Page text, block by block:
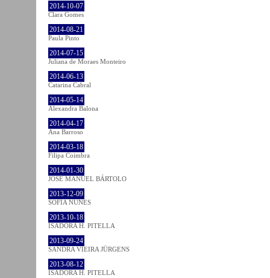
2014-10-07
Clara Gomes
2014-08-21
Paula Pinto
2014-07-15
Juliana de Moraes Monteiro
2014-06-13
Catarina Cabral
2014-05-14
Alexandra Balona
2014-04-17
Ana Barroso
2014-03-18
Filipa Coimbra
2014-01-30
JOSÉ MANUEL BÁRTOLO
2013-12-09
SOFIA NUNES
2013-10-18
ISADORA H. PITELLA
2013-09-24
SANDRA VIEIRA JÜRGENS
2013-08-12
ISADORA H. PITELLA